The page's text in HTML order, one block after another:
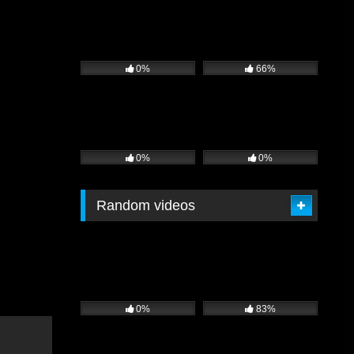
0% 66%
0% 0%
Random videos
0% 83%